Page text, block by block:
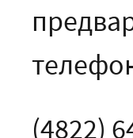
(4822)